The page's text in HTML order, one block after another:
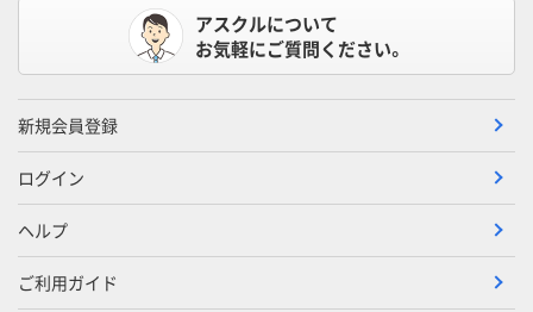
アスクルについて
お気軽にご質問ください。
新規会員登録
ログイン
ヘルプ
ご利用ガイド